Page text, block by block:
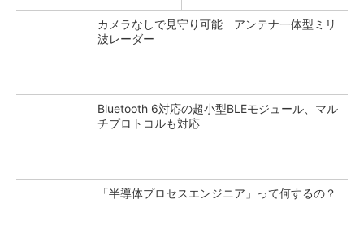
カメラなしで見守り可能 アンテナ一体型ミリ
波レーダー
Bluetooth 6対応の超小型BLEモジュール、マル
チプロトコルも対応
「半導体プロセスエンジニア」って何するの？